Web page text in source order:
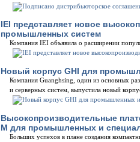
IEI представляет новое
промышленных систем
Компания IEI объявила о расширении
Новый корпус GHI для
Компания Guanghsing, один из основных
и серверных систем, выпустила новый
Высокопроизводительные
M для промышленных и
Больших успехов в плане создания